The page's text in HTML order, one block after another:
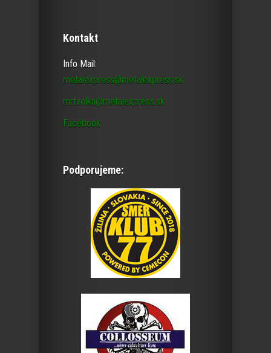
Kontakt
Info Mail:
metalexpress@metalexpress.sk
mrtvolka@metalexpress.sk
Facebook
Podporujeme: